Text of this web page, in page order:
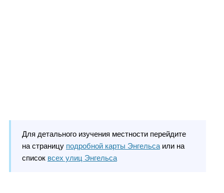
Для детального изучения местности перейдите
на страницу подробной карты Энгельсаили на
список всех улиц Энгельса